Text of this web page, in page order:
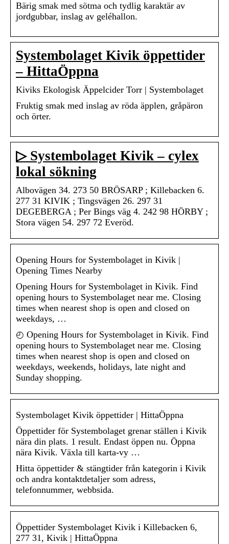
Bärig smak med sötma och tydlig karaktär av
jordgubbar, inslag av geléhallon.
Systembolaget Kivik öppettider
– HittaÖppna
Kiviks Ekologisk Äppelcider Torr | Systembolaget
Fruktig smak med inslag av röda äpplen, gråpäron
och örter.
▷ Systembolaget Kivik – cylex
lokal sökning
Albovägen 34. 273 50 BRÖSARP ; Killebacken 6.
277 31 KIVIK ; Tingsvägen 26. 297 31
DEGEBERGA ; Per Bings väg 4. 242 98 HÖRBY ;
Stora vägen 54. 297 72 Everöd.
Opening Hours for Systembolaget in Kivik |
Opening Times Nearby
Opening Hours for Systembolaget in Kivik. Find
opening hours to Systembolaget near me. Closing
times when nearest shop is open and closed on
weekdays, …
◴ Opening Hours for Systembolaget in Kivik. Find
opening hours to Systembolaget near me. Closing
times when nearest shop is open and closed on
weekdays, weekends, holidays, late night and
Sunday shopping.
Systembolaget Kivik öppettider | HittaÖppna
Öppettider för Systembolaget grenar ställen i Kivik
nära din plats. 1 result. Endast öppen nu. Öppna
nära Kivik. Växla till karta-vy …
Hitta öppettider & stängtider från kategorin i Kivik
och andra kontaktdetaljer som adress,
telefonnummer, webbsida.
Öppettider Systembolaget Kivik i Killebacken 6,
277 31, Kivik | HittaÖppna